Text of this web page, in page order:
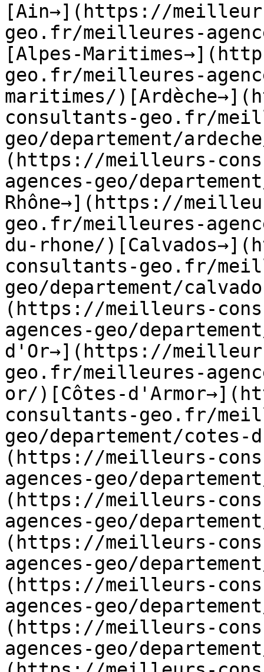
[Ain→](https://
geo.fr/meilleures-
[Alpes-
geo.fr/meilleures-
maritimes/
consultants-geo.fr/
geo/departement/
(https://meilleurs-
agences-geo/
Rhône→](https://
geo.fr/meilleures-
du-rhone/
consultants-geo.fr/
geo/departement/
(https://meilleurs-
agences-geo/
d'Or→](https://
geo.fr/meilleures-
or/)[Côtes-
consultants-geo.fr/
geo/departement/cotes-
(https://meilleurs-
agences-geo/
(https://meilleurs-
agences-geo/
(https://meilleurs-
agences-geo/
(https://meilleurs-
agences-geo/
(https://meilleurs-
agences-geo/